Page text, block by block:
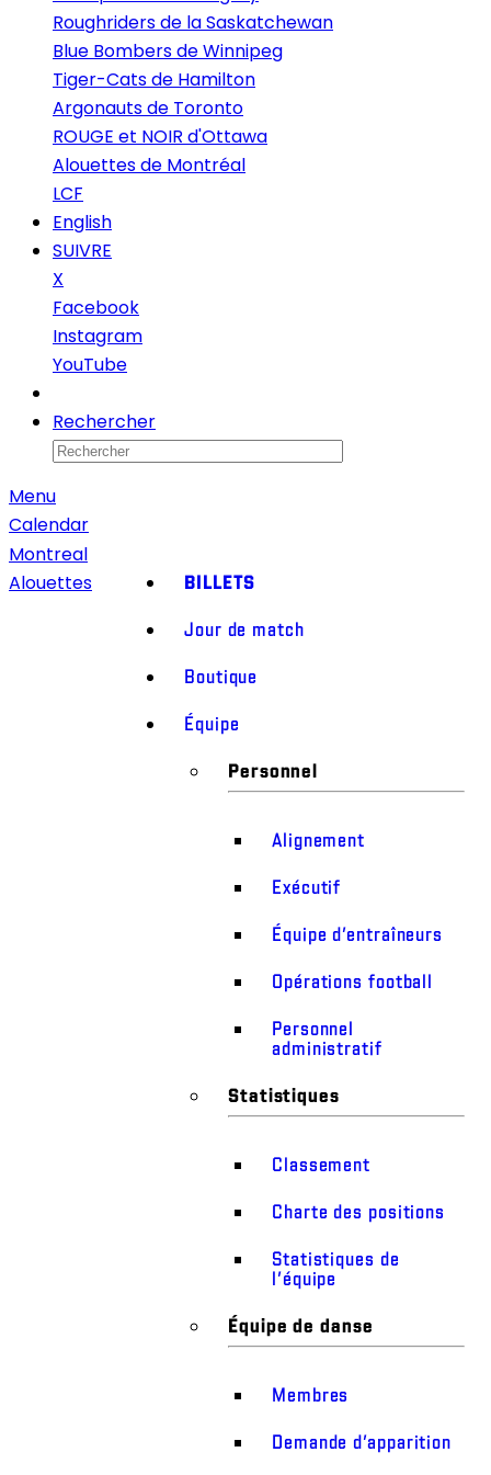
Roughriders de la Saskatchewan
Blue Bombers de Winnipeg
Tiger-Cats de Hamilton
Argonauts de Toronto
ROUGE et NOIR d'Ottawa
Alouettes de Montréal
LCF
English
SUIVRE
X
Facebook
Instagram
YouTube
Rechercher
Menu
Calendar
Montreal
Alouettes
BILLETS
Jour de match
Boutique
Équipe
Personnel
Alignement
Exécutif
Équipe d’entraîneurs
Opérations football
Personnel
administratif
Statistiques
Classement
Charte des positions
Statistiques de
l’équipe
Équipe de danse
Membres
Demande d’apparition